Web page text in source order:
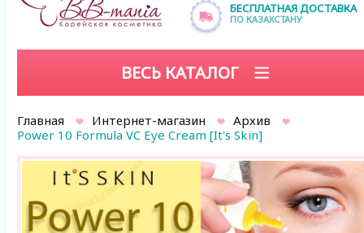
БЕСПЛАТНАЯ ДОСТАВКА
ПО КАЗАХСТАНУ
ВЕСЬ КАТАЛОГ
Главная Интернет-магазин
Архив
Power 10 Formula VC Eye Cream [It's Skin]